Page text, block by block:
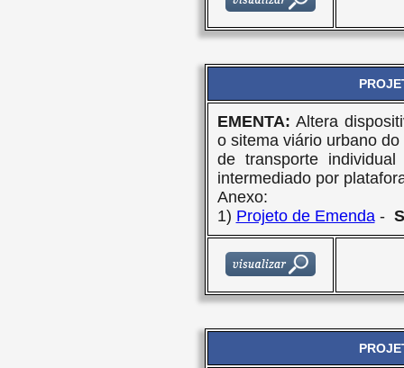
EMENTA: Altera
o sitema viário urbano
de transporte
intermediado por
Anexo:
1) Projeto de Emenda-